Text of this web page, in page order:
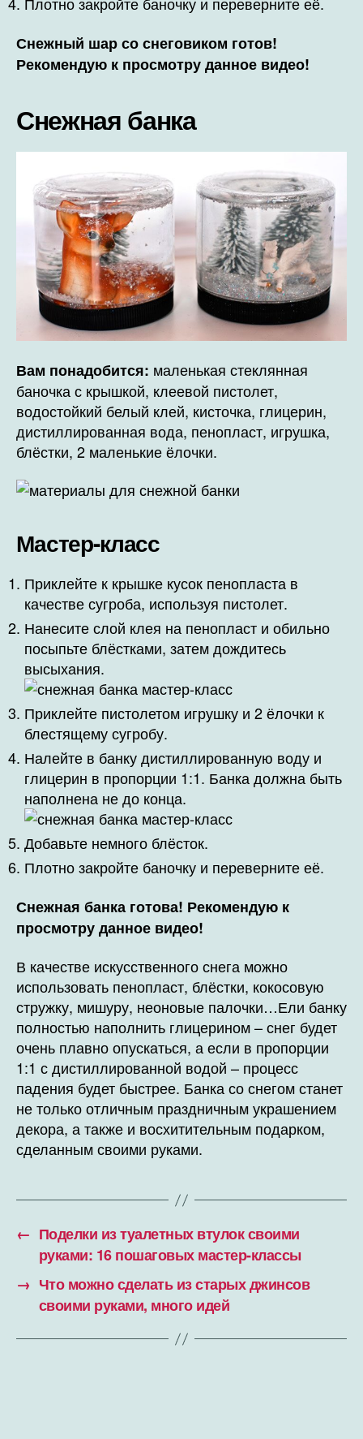
Снежный шар со снеговиком готов!
Рекомендую к просмотру данное видео!
Снежная банка
Вам понадобится: маленькая стеклянная
баночка с крышкой, клеевой пистолет,
водостойкий белый клей, кисточка, глицерин,
дистиллированная вода, пенопласт, игрушка,
блёстки, 2 маленькие ёлочки.
Мастер-класс
Приклейте к крышке кусок пенопласта в
качестве сугроба, используя пистолет.
Нанесите слой клея на пенопласт и обильно
посыпьте блёстками, затем дождитесь
высыхания.
Приклейте пистолетом игрушку и 2 ёлочки к
блестящему сугробу.
Налейте в банку дистиллированную воду и
глицерин в пропорции 1:1. Банка должна быть
наполнена не до конца.
Добавьте немного блёсток.
Плотно закройте баночку и переверните её.
Снежная банка готова! Рекомендую к
просмотру данное видео!
В качестве искусственного снега можно
использовать пенопласт, блёстки, кокосовую
стружку, мишуру, неоновые палочки…Ели банку
полностью наполнить глицерином – снег будет
очень плавно опускаться, а если в пропорции
1:1 с дистиллированной водой – процесс
падения будет быстрее. Банка со снегом станет
не только отличным праздничным украшением
декора, а также и восхитительным подарком,
сделанным своими руками.
← Поделки из туалетных втулок своими
руками: 16 пошаговых мастер-классы
→ Что можно сделать из старых джинсов
своими руками, много идей